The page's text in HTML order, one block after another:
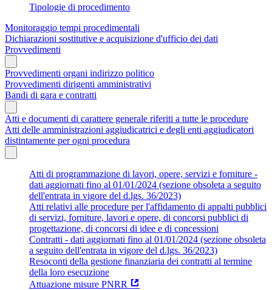
Tipologie di procedimento
Monitoraggio tempi procedimentali
Dichiarazioni sostitutive e acquisizione d'ufficio dei dati
Provvedimenti
Provvedimenti organi indirizzo politico
Provvedimenti dirigenti amministrativi
Bandi di gara e contratti
Atti e documenti di carattere generale riferiti a tutte le procedure
Atti delle amministrazioni aggiudicatrici e degli enti aggiudicatori
distintamente per ogni procedura
Atti di programmazione di lavori, opere, servizi e forniture -
dati aggiornati fino al 01/01/2024 (sezione obsoleta a seguito
dell'entrata in vigore del d.lgs. 36/2023)
Atti relativi alle procedure per l'affidamento di appalti pubblici
di servizi, forniture, lavori e opere, di concorsi pubblici di
progettazione, di concorsi di idee e di concessioni
Contratti - dati aggiornati fino al 01/01/2024 (sezione obsoleta
a seguito dell'entrata in vigore del d.lgs. 36/2023)
Resoconti della gestione finanziaria dei contratti al termine
della loro esecuzione
Attuazione misure PNRR